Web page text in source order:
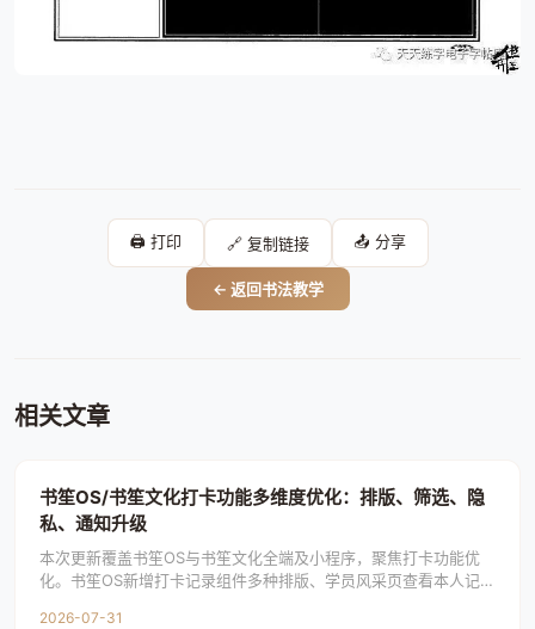
🖨️ 打印 🔗 复制链接 📤 分享
← 返回书法教学
相关文章
书笙OS/书笙文化打卡功能多维度优化：排版、筛选、隐
私、通知升级
本次更新覆盖书笙OS与书笙文化全端及小程序，聚焦打卡功能优
化。书笙OS新增打卡记录组件多种排版、学员风采页查看本人记
2026-07-31